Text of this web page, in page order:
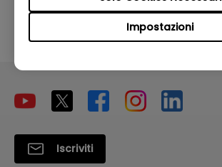
Impostazioni
Iscriviti